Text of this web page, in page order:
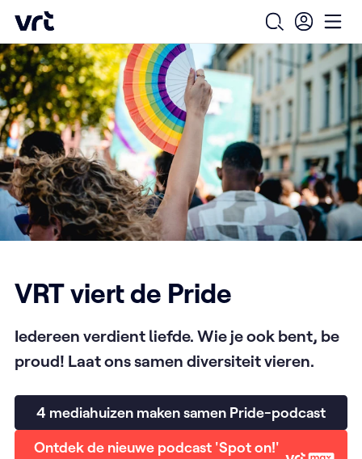
Ga naar de hoofdinhoud
VRT (home)
Open
Homepage
VRT viert de Pride
Iedereen verdient liefde. Wie je ook bent, be
proud! Laat ons samen diversiteit vieren.
4 mediahuizen maken samen Pride-podcast
Ontdek de nieuwe podcast 'Spot on!'